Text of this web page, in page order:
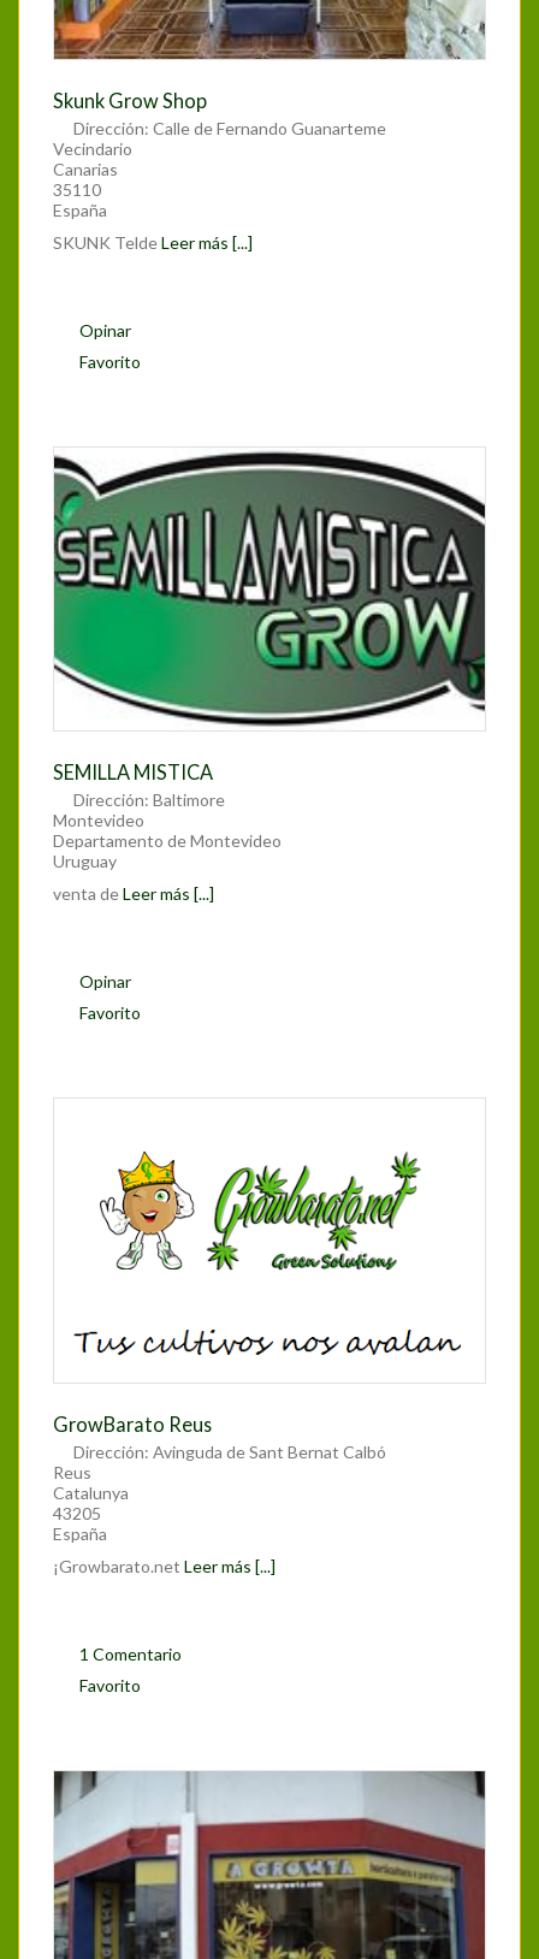
Skunk Grow Shop
Dirección:Calle de Fernando Guanarteme
Vecindario
Canarias
35110
España
SKUNK TeldeLeer más [...]
Opinar
Favorito
SEMILLA MISTICA
Dirección:Baltimore
Montevideo
Departamento de Montevideo
Uruguay
venta deLeer más [...]
Opinar
Favorito
GrowBarato Reus
Dirección:Avinguda de Sant Bernat Calbó
Reus
Catalunya
43205
España
¡Growbarato.net Leer más [...]
1 Comentario
Favorito